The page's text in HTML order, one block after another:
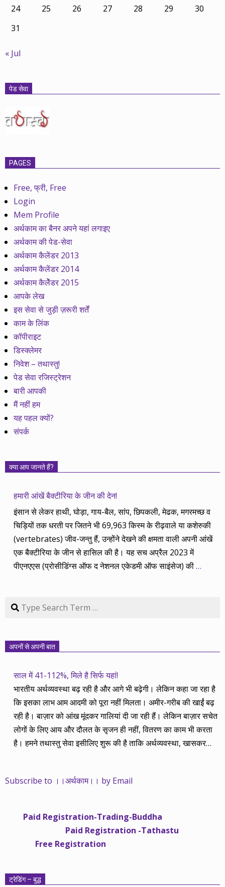
24
25 26 27 28 29
30
31
« Jul
पेड सेवा
PAGES
Free, फ्री, Free
Login
Mem Profile
अर्थकाम का बैनर अपने यहां लगाइए
अर्थकाम की पेड-सेवा
अर्थकाम कैलेंडर 2013
अर्थकाम कैलेंडर 2014
अर्थकाम कैलेेंडर 2015
आपके लेख
इस सेवा से जुड़ी ज़रूरी शर्तें
काम के लिंक
कॉपीराइट
डिस्क्लेमर
निवेश – तथास्तु!
पेड सेवा रजिस्ट्रेशन
बारी आपकी
मैं नहीं हम
यह पहल क्यों?
संपर्क
क्या आप जानते हैं?
हमारी आंखें बैक्टीरिया के जीन की देन!
इंसान से लेकर हाथी, घोड़ा, गाय-बैल, सांप, छिपकली, मेढक, मगरमच्छ व
चिड़ियों तक धरती पर जितने भी 69,963 किस्म के रीढ़वाले या कशेरुकी
(vertebrates) जीव-जन्तु हैं, उन्होंने देखने की क्षमता वाली अपनी आंखें
एक बैक्टीरिया के जीन से हासिल की है। यह सच अप्रैल 2023 में
पीएनएएस (प्रोसीडिंग्स ऑफ द नेशनल एकेडमी ऑफ साइंसेज) की…
Search
अपनों से अपनी बात
साल में 41-112%, मिले है सिर्फ यहां!
भारतीय अर्थव्यवस्था बढ़ रही है और आगे भी बढ़ेगी। लेकिन कहा जा रहा है
कि इसका लाभ आम आदमी को पूरा नहीं मिलता। अमीर-गरीब की खाईं बढ़
रही है। बाज़ार को आंख मूंदकर गालियां दी जा रही हैं। लेकिन बाज़ार सचेत
लोगों के लिए आय और दौलत के सृजन ही नहीं, वितरण का काम भी करता
है। हमने तथास्तु सेवा इसीलिए शुरू की है ताकि अर्थव्यवस्था, खासकर
महंगाई की दर 10 प्रतिशत से ऊपर रहती है। वे भागकर जाते हैं सोने और
साढ़े चार सालों से अर्थकाम से जुड़े हैं, वे हमारी ईमानदारी और सत्यनिष्ठा से
भलीभांति वाकिफ हैं। शुरू में हम भी कच्चे थे तो बाज़ार के उस्तादों के जाल
में फंस गए। गलतियां कीं। लेकिन जैसे ही समझ में आया, खटाक से उनसे
मजबूत आधार और गहन रिसर्च के साथ। उसी का नतीजा है कि हमारी
Subscribe to ।।अर्थकाम।। by Email
Paid Registration-Trading-Buddha
Paid Registration -Tathastu
Free Registration
ट्रेडिंग – बुद्ध